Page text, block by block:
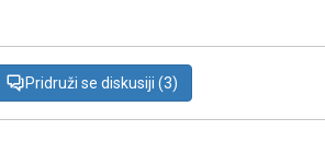
Pridruži se diskusiji (3)